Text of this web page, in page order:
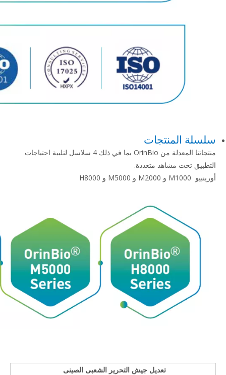
سلسلة المنتجات
منتجاتنا المعدلة من OrinBio بما في ذلك 4 سلاسل لتلبية احتياجات
التطبيق تحت مشاهد متعددة.
أورينبيو M1000 و M2000 و M5000 و H8000
تعديل جيش التحرير الشعبى الصينى